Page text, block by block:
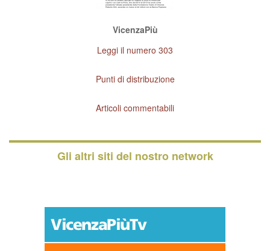
VicenzaPiù
Leggi il numero 303
Punti di distribuzione
Articoli commentabili
Gli altri siti del nostro network